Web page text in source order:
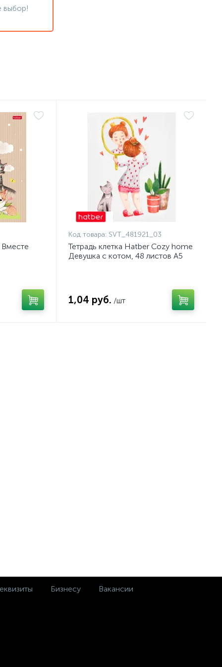
выбор!
Вместе
Код товара: SVT_481921_03
Тетрадь клетка Hatber Cozy home
Девушка с котом, 48 листов А5
1,04 руб. /шт
Бизнесу Вакансии